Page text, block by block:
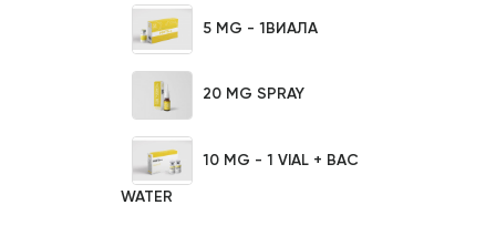
5 MG - 1ВИАЛА
20 MG SPRAY
10 MG - 1 VIAL + BAC
WATER